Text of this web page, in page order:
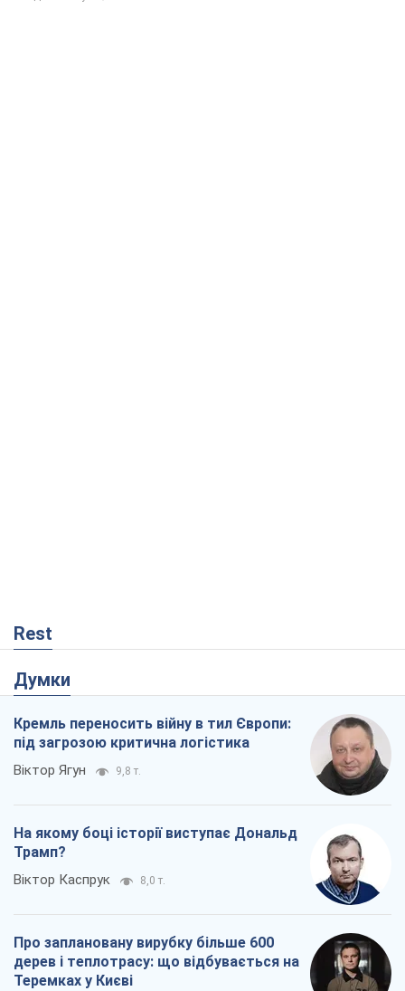
Rest
Думки
Кремль переносить війну в тил Європи:
під загрозою критична логістика
Віктор Ягун 9,8 т.
На якому боці історії виступає Дональд
Трамп?
Віктор Каспрук 8,0 т.
Про заплановану вирубку більше 600
дерев і теплотрасу: що відбувається на
Теремках у Києві